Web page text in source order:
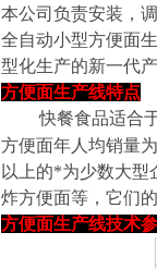
本公司负责安装，
全自动小型方便面
型化生产的新一代
方便面生产线特点
快餐食品适合于
方便面年人均销量
以上的*为少数大型
炸方便面等，它们
方便面生产线技术